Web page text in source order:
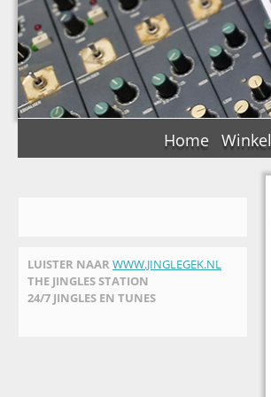
Home Winkel
LUISTER NAAR WWW.JINGLEGEK.NL
THE JINGLES STATION
24/7 JINGLES EN TUNES